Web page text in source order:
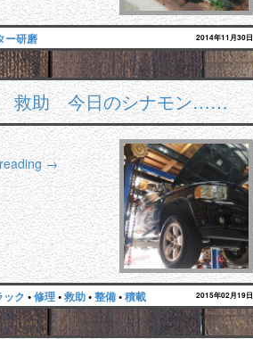
ー研磨 2014年11月30日
救助 今日のシナモン……
→
ック •修理•救助•整備•積載 2015年02月19日